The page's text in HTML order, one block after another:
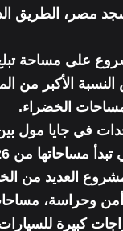
مصر، الطريق
الأكبر من
الخضراء.
في جايا مول
مساحاتها من 26 متر مربع .
العديد من
أمن وحراسة،
كبيرة